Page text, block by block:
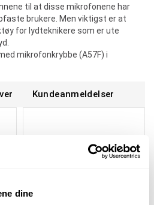
dine
til at disse mikrofonene har
brukere. Men viktigst er at
for lydteknikere som er ute
mikrofonkrybbe (A57F) i
Kundeanmeldelser